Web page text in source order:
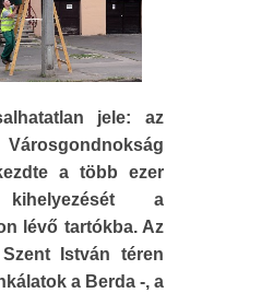
jele: az
a több ezer
kihelyezését a
lévő tartókba. Az
István téren
a Berda -, a